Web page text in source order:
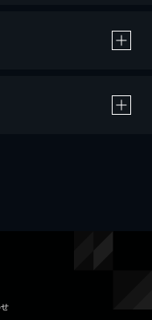
よる作品の購入 / レンタルです。
は、20％のポイント還元です。